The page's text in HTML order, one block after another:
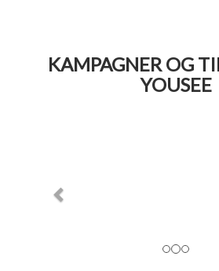
KAMPAGNER OG
YOUSEE